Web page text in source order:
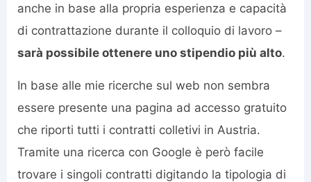
anche in base alla propria esperienza e capacità
di contrattazione durante il colloquio di lavoro –
sarà possibile ottenere uno stipendio più alto.
In base alle mie ricerche sul web non sembra
essere presente una pagina ad accesso gratuito
che riporti tutti i contratti colletivi in Austria.
Tramite una ricerca con Google è però facile
trovare i singoli contratti digitando la tipologia di